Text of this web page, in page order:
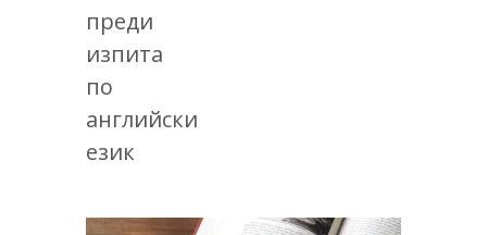
преди
изпита
по
английски
език